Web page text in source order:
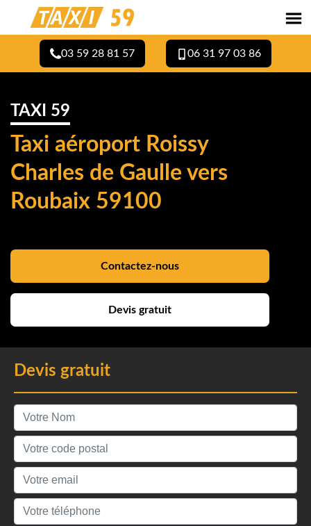
03 59 28 81 57 06 31 97 03 86
TAXI 59
Taxi aéroport Roissy
Charles de Gaulle vers
Roubaix 59100
Contactez-nous
Devis gratuit
Devis gratuit